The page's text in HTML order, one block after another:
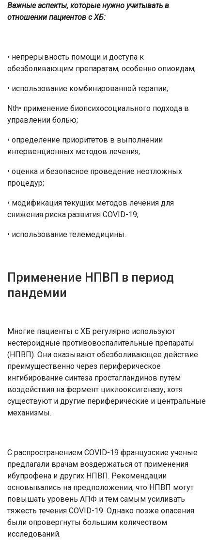
Важные аспекты, которые нужно учитывать в
отношении пациентов с ХБ:
• непрерывность помощи и доступа к
обезболивающим препаратам, особенно опиоидам;
• использование комбинированной терапии;
Nth• применение биопсихосоциального подхода в
управлении болью;
• определение приоритетов в выполнении
интервенционных методов лечения;
• оценка и безопасное проведение неотложных
процедур;
• модификация текущих методов лечения для
снижения риска развития COVID-19;
• использование телемедицины.
Применение НПВП в период
пандемии
Многие пациенты с ХБ регулярно используют
нестероидные противовоспалительные препараты
(НПВП). Они оказывают обезболивающее действие
преимущественно через периферическое
ингибирование синтеза простагландинов путем
воздействия на фермент циклооксигеназу, хотя
существуют и другие периферические и центральные
механизмы.
С распространением COVID-19 французские ученые
предлагали врачам воздержаться от применения
ибупрофена и других НПВП. Рекомендации
основывались на предположении, что НПВП могут
повышать уровень АПФ и тем самым усиливать
тяжесть течения COVID-19. Однако позже опасения
были опровергнуты большим количеством
исследований.